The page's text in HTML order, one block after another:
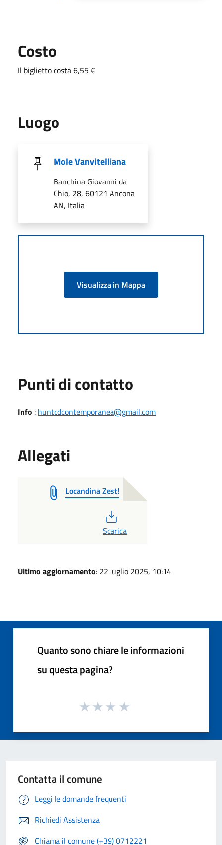
Costo
Il biglietto costa 6,55 €
Luogo
Mole Vanvitelliana
Banchina Giovanni da
Chio, 28, 60121 Ancona
AN, Italia
Visualizza in Mappa
Punti di contatto
Info : huntcdcontemporanea@gmail.com
Allegati
Locandina Zest!
PDF
Scarica
Ultimo aggiornamento: 22 luglio 2025, 10:14
Quanto sono chiare le informazioni
su questa pagina?
Contatta il comune
Leggi le domande frequenti
Richiedi Assistenza
Chiama il comune (+39) 0712221